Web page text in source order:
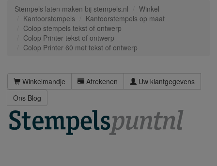
Stempels laten maken bij stempels.nl
Winkel
Kantoorstempels
Kantoorstempels op maat
Colop stempels tekst of ontwerp
Colop Printer tekst of ontwerp
Colop Printer 60 met tekst of ontwerp
Winkelmandje Afrekenen
Uw klantgegevens
Ons Blog